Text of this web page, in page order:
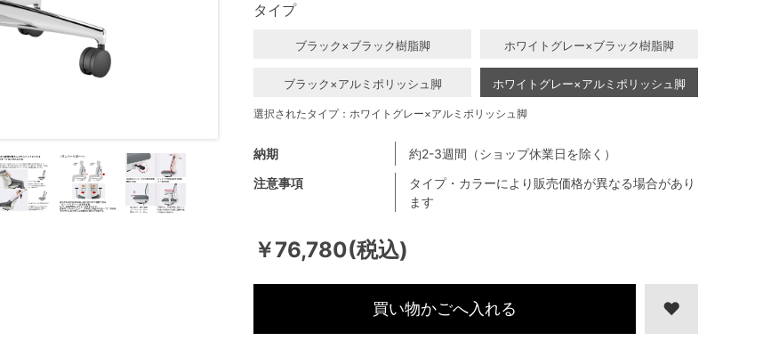
￥76,780(税込)
注意事項
タイプ・カラーにより販売価格が異なる場合があり
ます
納期 約2-3週間（ショップ休業日を除く）
タイプ
ブラック×ブラック樹脂脚 ホワイトグレー×ブラック樹脂脚
ブラック×アルミポリッシュ脚 ホワイトグレー×アルミポリッシュ脚
選択されたタイプ：ホワイトグレー×アルミポリッシュ脚
買い物かごへ入れる